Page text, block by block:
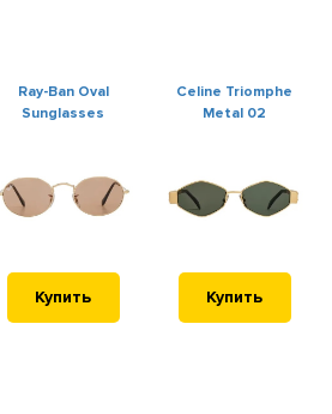
Ray-Ban Oval
Sunglasses
Celine Triomphe
Metal 02
Купить Купить